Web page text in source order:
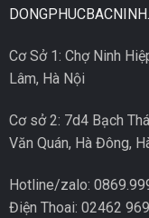
Cơ Sở 1: Chợ Ninh
Lâm, Hà Nội
Cơ sở 2: 7d4 Bạch
Văn Quán, Hà Đông,
Hotline/zalo:
Điện Thoai: 02462